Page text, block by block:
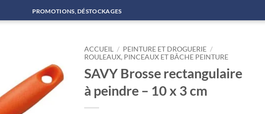
PROMOTIONS, DÉSTOCKAGES
Ajouter
à la liste
de
souhaits
ACCUEIL / PEINTURE ET DROGUERIE /
ROULEAUX, PINCEAUX ET BÂCHE PEINTURE
SAVY Brosse rectangulaire
à peindre – 10 x 3 cm